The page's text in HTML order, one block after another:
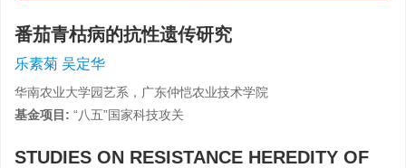
番茄青枯病的抗性遗传研究
乐素菊 吴定华
华南农业大学园艺系，广东仲恺农业技术学院
基金项目: “八五”国家科技攻关
STUDIES ON RESISTANCE HEREDITY OF